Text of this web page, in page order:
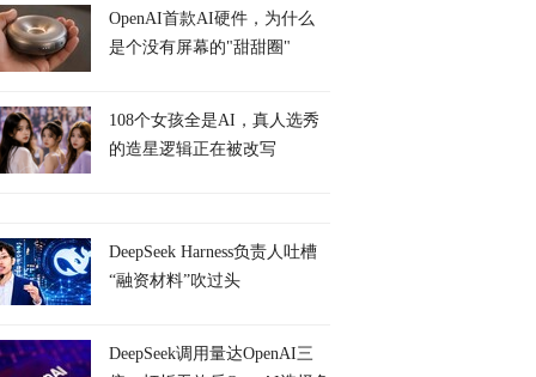
OpenAI首款AI硬件，为什么
是个没有屏幕的"甜甜圈"
108个女孩全是AI，真人选秀
的造星逻辑正在被改写
DeepSeek Harness负责人吐槽
“融资材料”吹过头
DeepSeek调用量达OpenAI三